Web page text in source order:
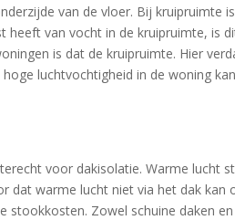
van de vloer. Bij kruipruimte
heeft van vocht in de kruipruimte, is
is dat de kruipruimte. Hier
luchtvochtigheid in de woning
voor dakisolatie. Warme lucht
dat warme lucht niet via het dak kan
stookkosten. Zowel schuine daken